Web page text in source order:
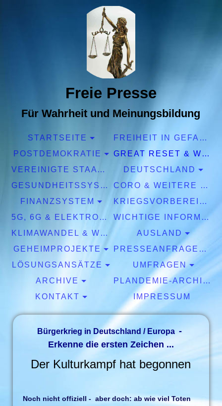
Freie Presse
Für Wahrheit und Meinungsbildung
STARTSEITE
FREIHEIT IN GEFAHR
POSTDEMOKRATIE
GREAT RESET & WEF
VEREINIGTE STAATEN EUROPA
DEUTSCHLAND
GESUNDHEITSSYSTEM
CORO & WEITERE PANDEMIEN
FINANZSYSTEM
KRIEGSVORBEREITUNGEN
5G, 6G & ELEKTROSMOG
WICHTIGE INFORMATIONEN
KLIMAWANDEL & WETTER
AUSLAND
GEHEIMPROJEKTE
PRESSEANFRAGEN & EXPERTISEN
LÖSUNGSANSÄTZE
UMFRAGEN
ARCHIVE
PLANDEMIE-ARCHIV
KONTAKT
IMPRESSUM
Bürgerkrieg in Deutschland / Europa-
Erkenne die ersten Zeichen ...
Der Kulturkampf hat begonnen
Noch nicht offiziell - aber doch: ab wie viel Toten